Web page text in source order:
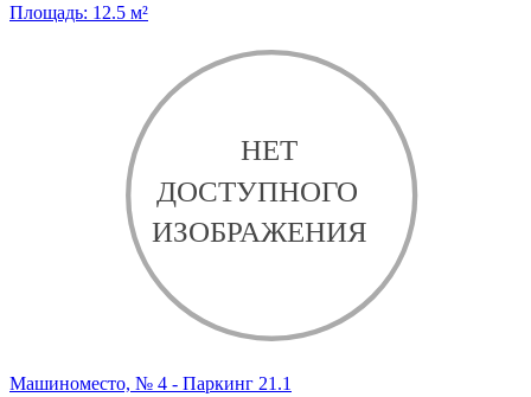
Площадь: 12.5 м²
Машиноместо, № 4 - Паркинг 21.1